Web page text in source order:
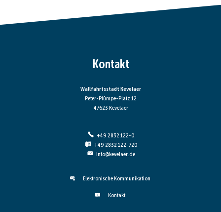
Kontakt
Wallfahrtsstadt Kevelaer
Peter-Plümpe-Platz 12
47623 Kevelaer
+49 2832 122-0
+49 2832 122-720
info@kevelaer.de
Elektronische Kommunikation
Kontakt